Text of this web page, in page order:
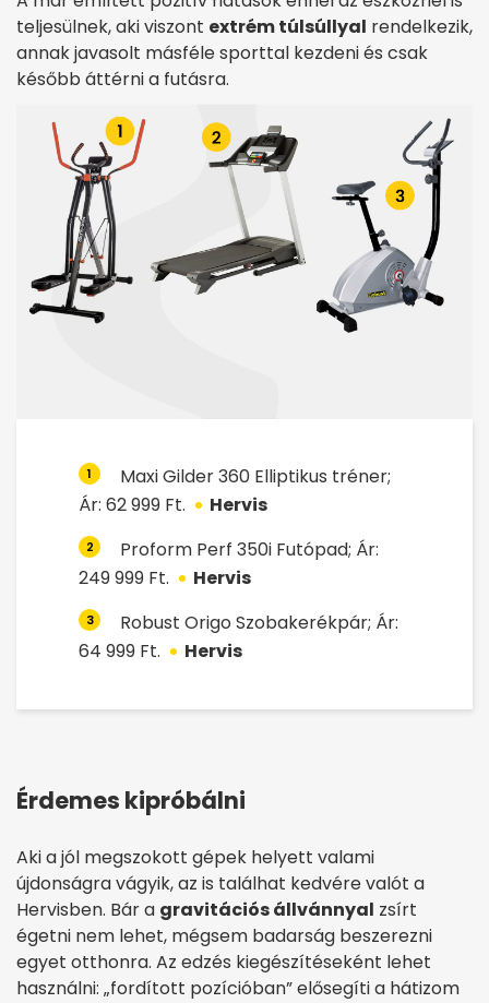
teljesülnek, aki viszont extrém túlsúllyal rendelkezik,
annak javasolt másféle sporttal kezdeni és csak
később áttérni a futásra.
1
Maxi Gilder 360 Elliptikus tréner;
Ár: 62 999 Ft.
Hervis
2
Proform Perf 350i Futópad; Ár:
249 999 Ft.
Hervis
3
Robust Origo Szobakerékpár; Ár:
64 999 Ft.
Hervis
Érdemes kipróbálni
Aki a jól megszokott gépek helyett valami
újdonságra vágyik, az is találhat kedvére valót a
Hervisben. Bár a gravitációs állvánnyal zsírt
égetni nem lehet, mégsem badarság beszerezni
egyet otthonra. Az edzés kiegészítéseként lehet
használni: „fordított pozícióban” elősegíti a hátizom